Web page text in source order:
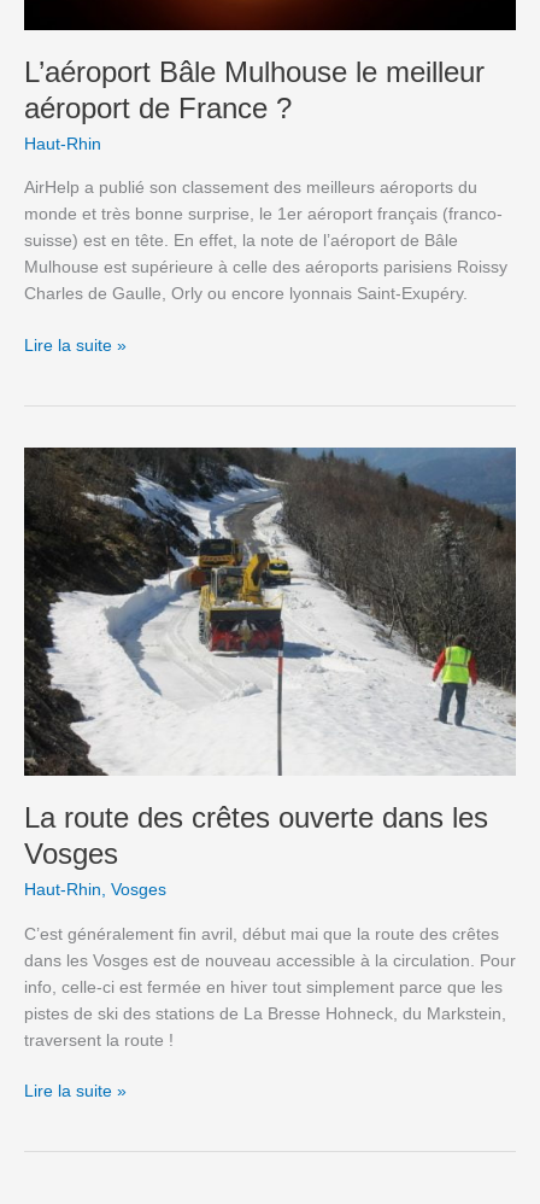
L’aéroport Bâle Mulhouse le meilleur
aéroport de France ?
Haut-Rhin
AirHelp a publié son classement des meilleurs aéroports du
monde et très bonne surprise, le 1er aéroport français (franco-
suisse) est en tête. En effet, la note de l’aéroport de Bâle
Mulhouse est supérieure à celle des aéroports parisiens Roissy
Charles de Gaulle, Orly ou encore lyonnais Saint-Exupéry.
Lire la suite »
La route des crêtes ouverte dans les
Vosges
Haut-Rhin, Vosges
C’est généralement fin avril, début mai que la route des crêtes
dans les Vosges est de nouveau accessible à la circulation. Pour
info, celle-ci est fermée en hiver tout simplement parce que les
pistes de ski des stations de La Bresse Hohneck, du Markstein,
traversent la route !
La
route
des
crêtes
ouverte
dans
les
Vosges
Lire la suite »